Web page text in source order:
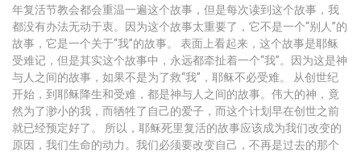
年复活节教会都会重温一遍这个故事，但是每次读到这个故事，我
都没有办法无动于衷。因为这个故事太重要了，它不是一个“别人”的
故事，它是一个关于“我”的故事。 表面上看起来，这个故事是耶稣
受难记，但是其实这个故事中，永远都牵扯着一个“我”。因为这是神
与人之间的故事，如果不是为了救“我”，耶稣不必受难。 从创世纪
开始，到耶稣降生和受难，都是神与人之间的故事。伟大的神，竟
然为了渺小的我，而牺牲了自己的爱子，而这个计划早在创世之前
就已经预定好了。 所以，耶稣死里复活的故事应该成为我们改变的
原因，我们生命的动力。我们必须要改变自己，不再是过去的那个